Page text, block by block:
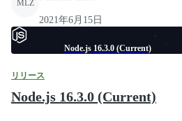
MLZ
2021年6月15日
Node.js 16.3.0 (Current)
リリース
Node.js 16.3.0 (Current)